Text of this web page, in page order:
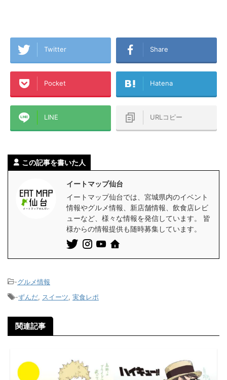
Twitter Share
Pocket Hatena
LINE URLコピー
この記事を書いた人
イートマップ仙台
イートマップ仙台では、宮城県内のイベント
情報やグルメ情報、新店舗情報、飲食店レビ
ューなど、様々な情報を発信しています。 皆
様からの情報提供も随時募集しています。
-グルメ情報
-ずんだ, スイーツ, 実食レポ
関連記事